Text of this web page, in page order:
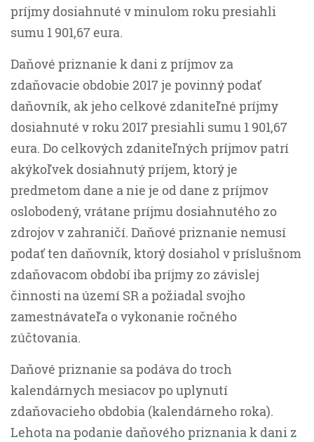
príjmy dosiahnuté v minulom roku presiahli
sumu 1 901,67 eura.
Daňové priznanie k dani z príjmov za
zdaňovacie obdobie 2017 je povinný podať
daňovník, ak jeho celkové zdaniteľné príjmy
dosiahnuté v roku 2017 presiahli sumu 1 901,67
eura. Do celkových zdaniteľných príjmov patrí
akýkoľvek dosiahnutý príjem, ktorý je
predmetom dane a nie je od dane z príjmov
oslobodený, vrátane príjmu dosiahnutého zo
zdrojov v zahraničí. Daňové priznanie nemusí
podať ten daňovník, ktorý dosiahol v príslušnom
zdaňovacom období iba príjmy zo závislej
činnosti na území SR a požiadal svojho
zamestnávateľa o vykonanie ročného
zúčtovania.
Daňové priznanie sa podáva do troch
kalendárnych mesiacov po uplynutí
zdaňovacieho obdobia (kalendárneho roka).
Lehota na podanie daňového priznania k dani z